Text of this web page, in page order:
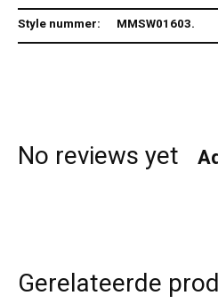
Style nummer:
MMSW01603.
No reviews yet
Gerelateerde